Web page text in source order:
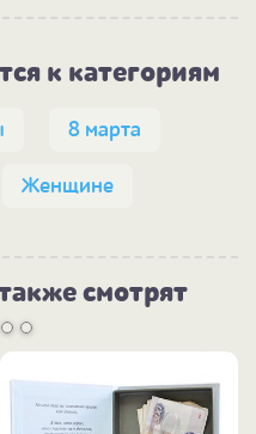
к категориям
8 марта
Женщине
смотрят